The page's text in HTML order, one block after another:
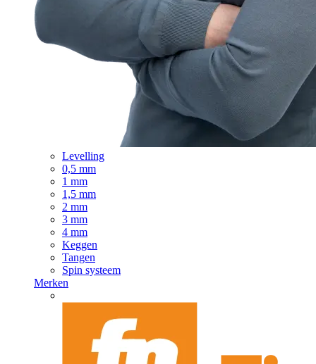
Levelling
0,5 mm
1 mm
1,5 mm
2 mm
3 mm
4 mm
Keggen
Tangen
Spin systeem
Merken